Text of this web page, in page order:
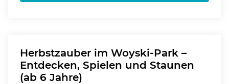
Herbstzauber im Woyski-Park –
Entdecken, Spielen und Staunen
(ab 6 Jahre)